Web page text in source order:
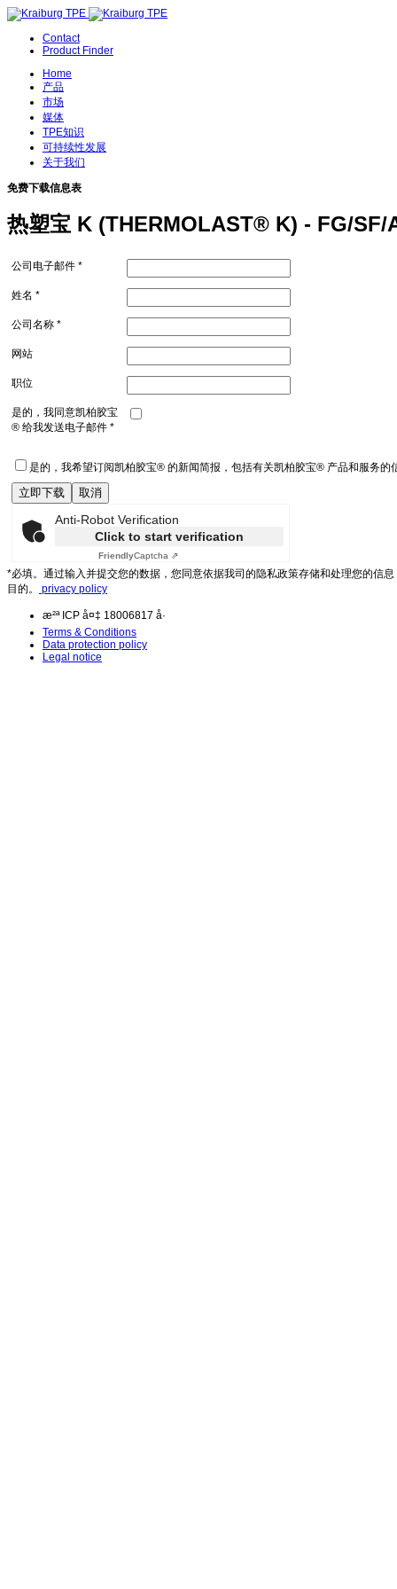
Contact
Product Finder
Home
产品
市场
媒体
TPE知识
可持续性发展
关于我们
免费下载信息表
热塑宝 K (THERMOLAST® K) - FG/SF/
公司电子邮件 *
姓名 *
公司名称 *
网站
职位
是的，我同意凯柏胶宝
® 给我发送电子邮件 *
是的，我希望订阅凯柏胶宝® 的新闻简报，包括有关凯柏胶宝® 产品和服务
Anti-Robot Verification
Click to start verification
FriendlyCaptcha ⇗
*必填。通过输入并提交您的数据，您同意依据我司的隐私政策存储和处理您的信
目的。
privacy policy
æ²ª ICP å¤‡ 18006817 å·
Terms & Conditions
Data protection policy
Legal notice